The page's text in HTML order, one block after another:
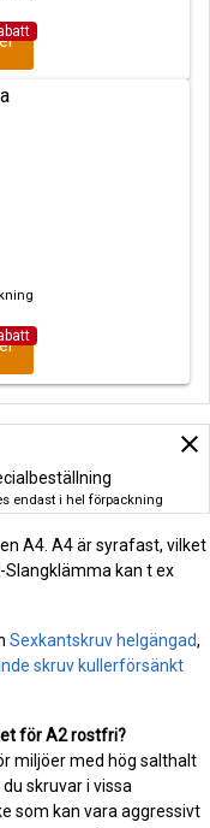
close
endast i hel förpackning
A4. A4 är syrafast, vilket
kan t ex
Sexkantskruv helgängad,
skruv kullerförsänkt
för A2 rostfri?
miljöer med hög salthalt
skruvar i vissa
som kan vara aggressivt